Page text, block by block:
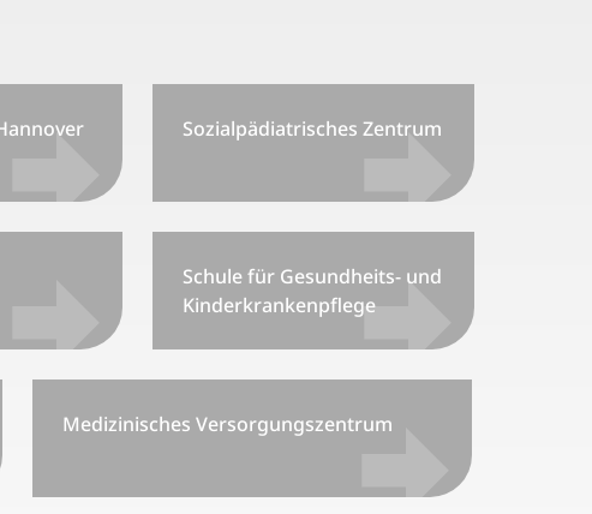
Sozialpädiatrisches Zentrum
Schule für Gesundheits- und
Kinderkrankenpflege
Medizinisches Versorgungszentrum